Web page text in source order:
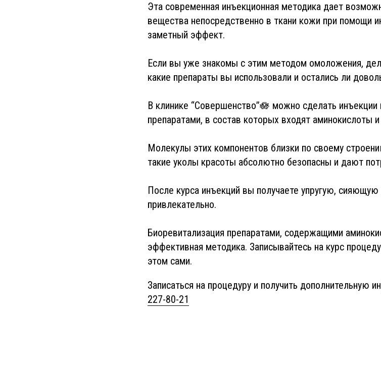
Эта современная инъекционная методика дает
вещества непосредственно в ткани кожи при помощи
заметный эффект.
Если вы уже знакомы с этим методом омоложения,
какие препараты вы использовали и остались ли
В клинике “Совершенство”🪷 можно сделать
препаратами, в состав которых входят аминокислоты
Молекулы этих компонентов близки по своему
такие уколы красоты абсолютно безопасны и дают
После курса инъекций вы получаете упругую,
привлекательно.
Биоревитализация препаратами, содержащими
эффективная методика. Записывайтесь на курс
этом сами.
Записаться на процедуру и получить
227-80-21